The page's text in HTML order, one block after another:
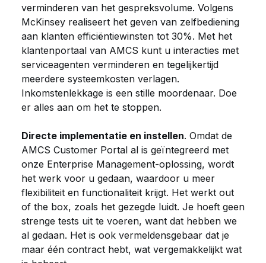
verminderen van het gespreksvolume. Volgens
McKinsey realiseert het geven van zelfbediening
aan klanten efficiëntiewinsten tot 30%. Met het
klantenportaal van AMCS kunt u interacties met
serviceagenten verminderen en tegelijkertijd
meerdere systeemkosten verlagen.
Inkomstenlekkage is een stille moordenaar. Doe
er alles aan om het te stoppen.
Directe implementatie en instellen. Omdat de
AMCS Customer Portal al is geïntegreerd met
onze Enterprise Management-oplossing, wordt
het werk voor u gedaan, waardoor u meer
flexibiliteit en functionaliteit krijgt. Het werkt out
of the box, zoals het gezegde luidt. Je hoeft geen
strenge tests uit te voeren, want dat hebben we
al gedaan. Het is ook vermeldensgebaar dat je
maar één contract hebt, wat vergemakkelijkt wat